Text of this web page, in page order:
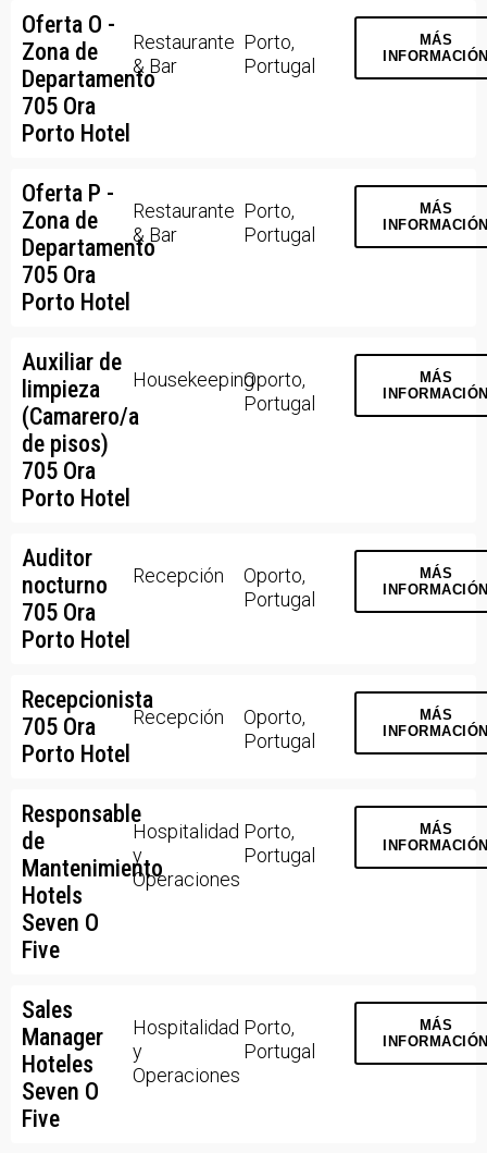
Oferta O -
Zona de
Departamento
705 Ora
Porto Hotel
Restaurante
& Bar
Porto,
Portugal
MÁS
Oferta P -
Zona de
Departamento
705 Ora
Porto Hotel
Restaurante
& Bar
Porto,
Portugal
MÁS
Auxiliar de
limpieza
(Camarero/a
de pisos)
705 Ora
Porto Hotel
HousekeepingOporto,
Portugal
MÁS
Auditor
nocturno
705 Ora
Porto Hotel
Recepción
Oporto,
Portugal
MÁS
Recepcionista
705 Ora
Porto Hotel
Recepción
Oporto,
Portugal
MÁS
Responsable
de
Mantenimiento
Hotels
Seven O
Five
Hospitalidad
y
Operaciones
Porto,
Portugal
MÁS
Sales
Manager
Hoteles
Seven O
Five
Hospitalidad
y
Operaciones
Porto,
Portugal
MÁS